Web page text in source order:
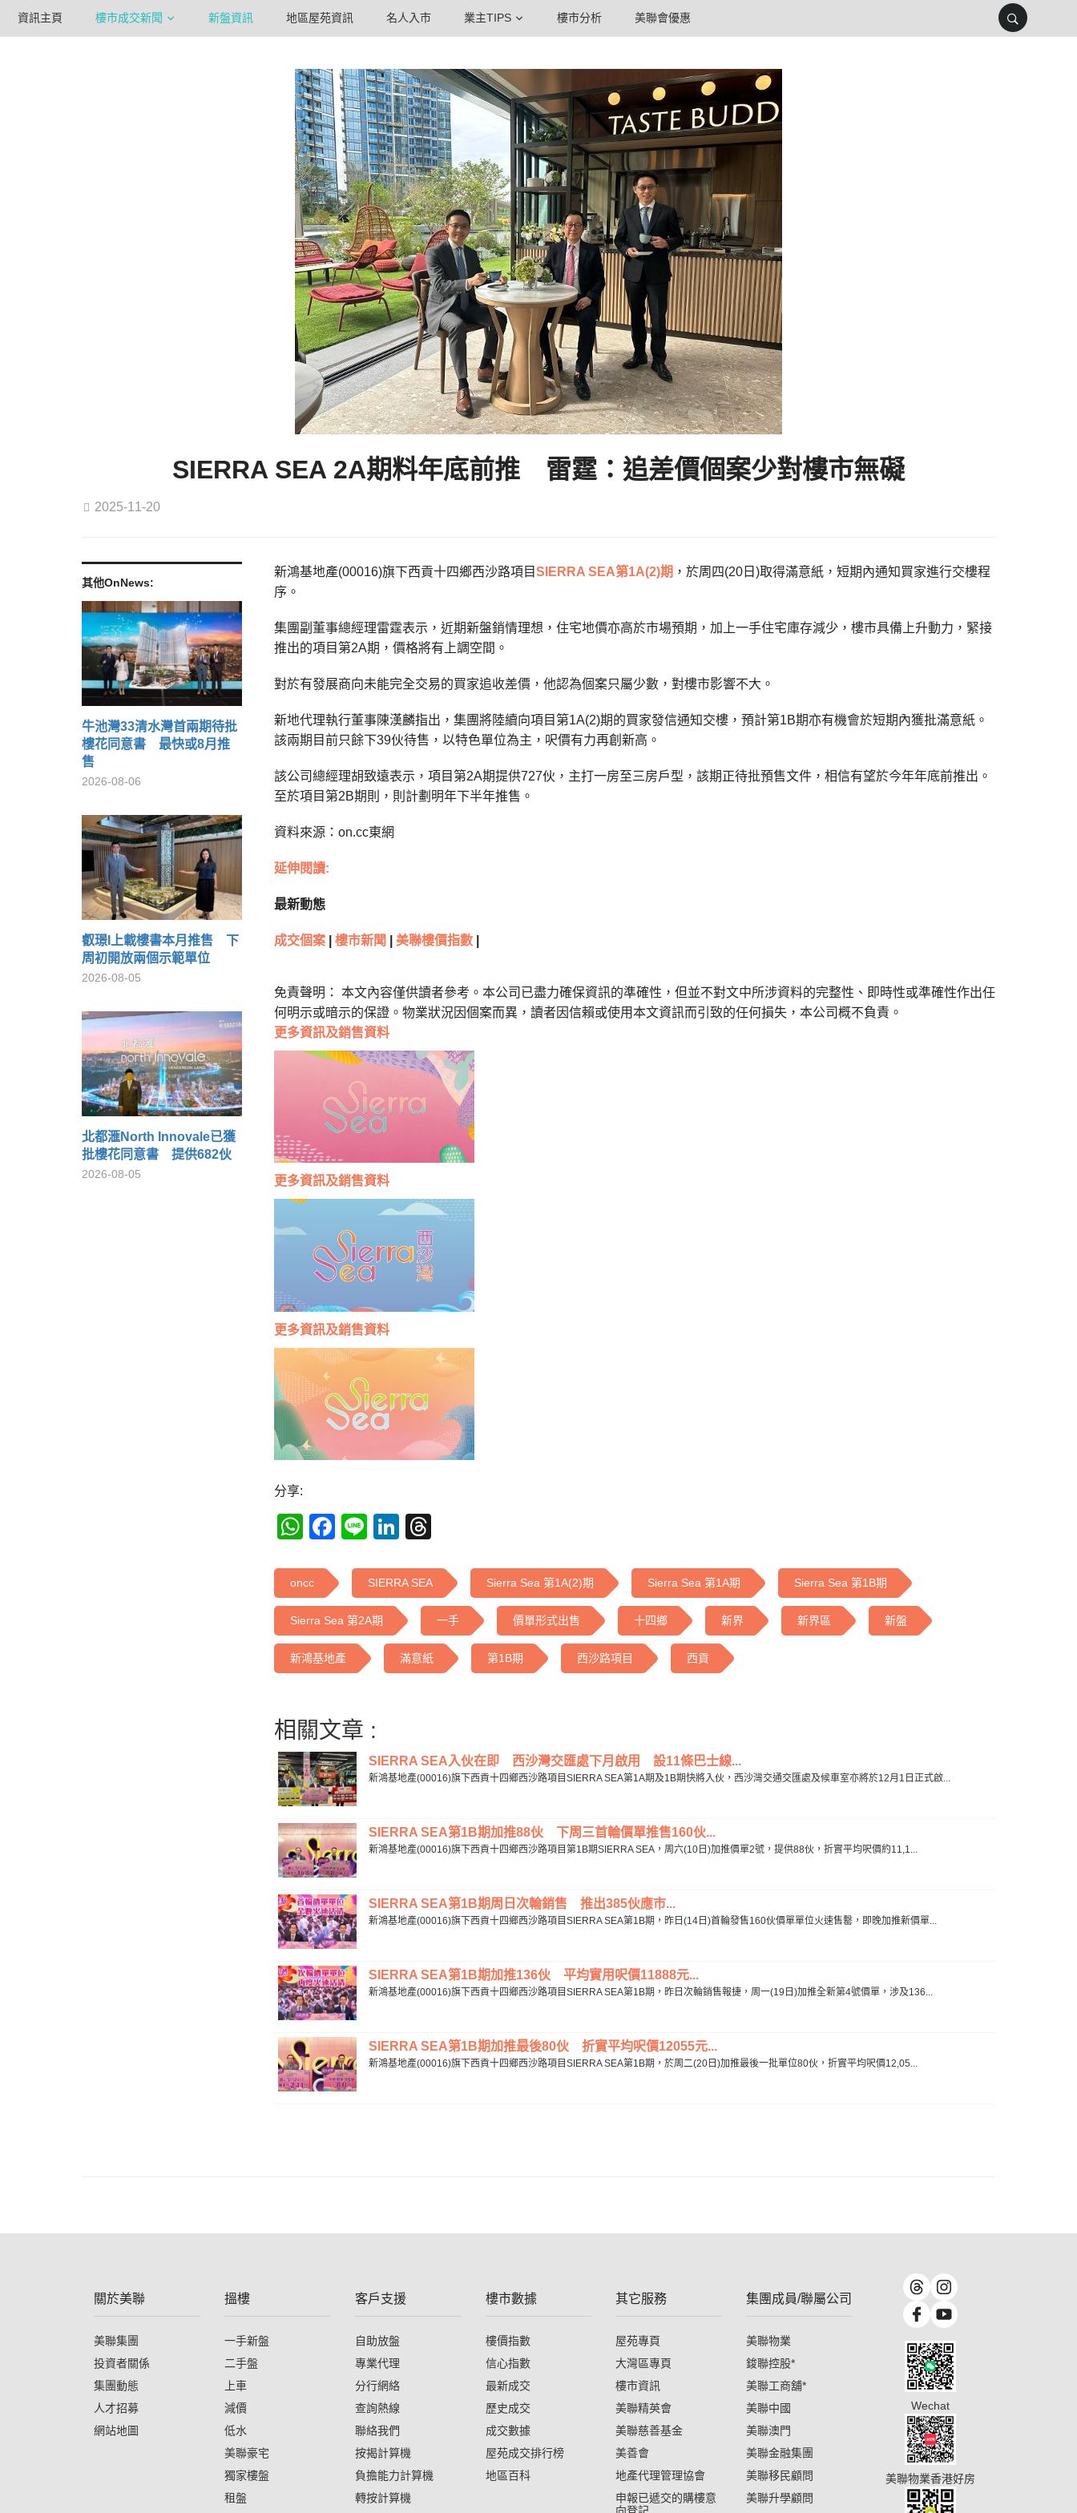
資訊主頁 樓市成交新聞 新盤資訊 地區屋苑資訊 名人入市 業主TIPS 樓市分析 美聯會優惠
SIERRA SEA 2A期料年底前推 雷霆：追差價個案少對樓市無礙
2025-11-20
其他OnNews:
牛池灣33清水灣首兩期待批
樓花同意書 最快或8月推
售
2026-08-06
叡璟I上載樓書本月推售 下
周初開放兩個示範單位
2026-08-05
北都滙North Innovale已獲
批樓花同意書 提供682伙
2026-08-05
新鴻基地產(00016)旗下西貢十四鄉西沙路項目SIERRA SEA第1A(2)期 ，於周四(20日)取得滿意紙，短期內通知買家進行交樓程
序。
集團副董事總經理雷霆表示，近期新盤銷情理想，住宅地價亦高於市場預期，加上一手住宅庫存減少，樓市具備上升動力，緊接
推出的項目第2A期，價格將有上調空間。
對於有發展商向未能完全交易的買家追收差價，他認為個案只屬少數，對樓市影響不大。
新地代理執行董事陳漢麟指出，集團將陸續向項目第1A(2)期的買家發信通知交樓，預計第1B期亦有機會於短期內獲批滿意紙。
該兩期目前只餘下39伙待售，以特色單位為主，呎價有力再創新高。
該公司總經理胡致遠表示，項目第2A期提供727伙，主打一房至三房戶型，該期正待批預售文件，相信有望於今年年底前推出。
至於項目第2B期則，則計劃明年下半年推售。
資料來源：on.cc東網
延伸閱讀:
最新動態
成交個案 樓市新聞 美聯樓價指數
免責聲明： 本文內容僅供讀者參考。本公司已盡力確保資訊的準確性，但並不對文中所涉資料的完整性、即時性或準確性作出任
何明示或暗示的保證。物業狀況因個案而異，讀者因信賴或使用本文資訊而引致的任何損失，本公司概不負責。
更多資訊及銷售資料
更多資訊及銷售資料
更多資訊及銷售資料
分享:
WhatsApp
Facebook
LineLinkedIn
oncc SIERRA SEA Sierra Sea 第1A(2)期 Sierra Sea 第1A期 Sierra Sea 第1B期
Sierra Sea 第2A期 一手 價單形式出售 十四鄉 新界 新界區 新盤
新鴻基地產 滿意紙 第1B期 西沙路項目 西貢
相關文章 :
SIERRA SEA入伙在即 西沙灣交匯處下月啟用 設11條巴士線...
新鴻基地產(00016)旗下西貢十四鄉西沙路項目SIERRA SEA第1A期及1B期快將入伙，西沙灣交通交匯處及候車室亦將於12月1日正式啟...
SIERRA SEA第1B期加推88伙 下周三首輪價單推售160伙...
新鴻基地產(00016)旗下西貢十四鄉西沙路項目第1B期SIERRA SEA，周六(10日)加推價單2號，提供88伙，折實平均呎價約11,1...
SIERRA SEA第1B期周日次輪銷售 推出385伙應市...
新鴻基地產(00016)旗下西貢十四鄉西沙路項目SIERRA SEA第1B期，昨日(14日)首輪發售160伙價單單位火速售罊，即晚加推新價單...
SIERRA SEA第1B期加推136伙 平均實用呎價11888元...
新鴻基地產(00016)旗下西貢十四鄉西沙路項目SIERRA SEA第1B期，昨日次輪銷售報捷，周一(19日)加推全新第4號價單，涉及136...
SIERRA SEA第1B期加推最後80伙 折實平均呎價12055元...
新鴻基地產(00016)旗下西貢十四鄉西沙路項目SIERRA SEA第1B期，於周二(20日)加推最後一批單位80伙，折實平均呎價12,05...
關於美聯
美聯集團
投資者關係
集團動態
人才招募
網站地圖
搵樓
一手新盤
二手盤
上車
減價
低水
美聯豪宅
獨家樓盤
租盤
客戶支援
自助放盤
專業代理
分行網絡
查詢熱線
聯絡我們
按揭計算機
負擔能力計算機
轉按計算機
樓市數據
樓價指數
信心指數
最新成交
歷史成交
成交數據
屋苑成交排行榜
地區百科
其它服務
屋苑專頁
大灣區專頁
樓市資訊
美聯精英會
美聯慈善基金
美善會
地產代理管理協會
申報已遞交的購樓意
集團成員/聯屬公司
美聯物業
鋑聯控股*
美聯工商舖*
美聯中國
美聯澳門
美聯金融集團
美聯移民顧問
美聯升學顧問
Wechat
美聯物業香港好房